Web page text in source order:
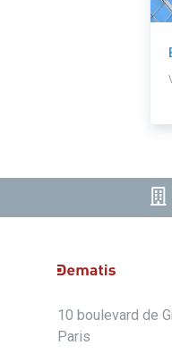
10 boulevard de
Paris